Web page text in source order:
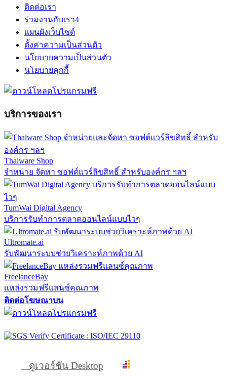
ติดต่อเรา
ร่วมงานกับเรา4
แผนผังเว็บไซต์
ตั้งค่าความเป็นส่วนตัว
นโยบายความเป็นส่วนตัว
นโยบายคุกกี้
บริการของเรา
Thaiware Shop
จำหน่าย จัดหา ซอฟต์แวร์ลิขสิทธิ์ สำหรับองค์กร ฯลฯ
TumWai Digital Agency
บริการรับทำการตลาดออนไลน์แบบไวๆ
Ultromate.ai
รับพัฒนาระบบช่วยวิเคราะห์ภาพด้วย AI
FreelanceBay
แหล่งรวมฟรีแลนซ์คุณภาพ
ติดต่อโฆษณาบน
ดูเวอร์ชัน Desktop